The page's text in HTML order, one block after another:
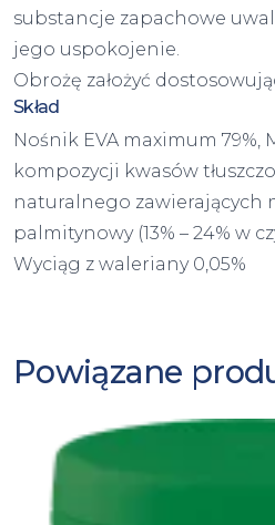
substancje zapachowe
jego uspokojenie.
Obrożę założyć
Skład
Nośnik EVA maximum 79%,
kompozycji kwasów
naturalnego zawierających
palmitynowy (13% – 24% w
Wyciąg z waleriany 0,05%
Powiązane